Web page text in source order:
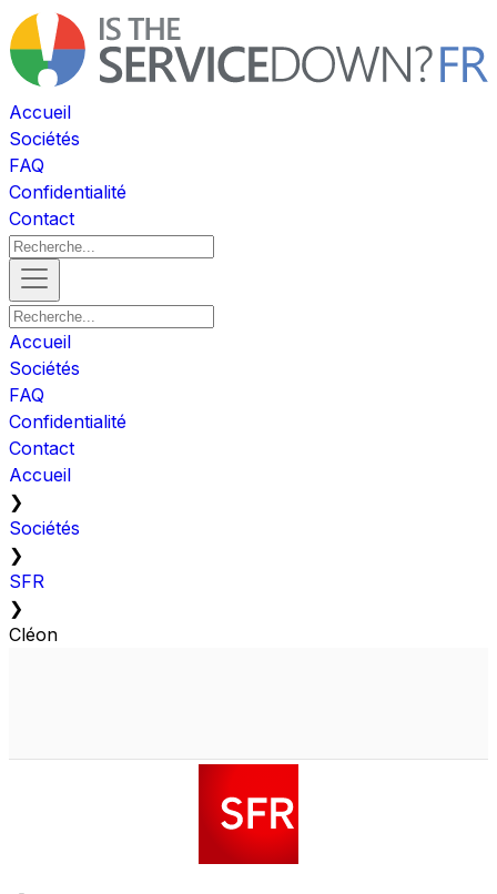
Accueil
Sociétés
FAQ
Confidentialité
Contact
Accueil
Sociétés
FAQ
Confidentialité
Contact
Accueil
❯
Sociétés
❯
SFR
❯
Cléon